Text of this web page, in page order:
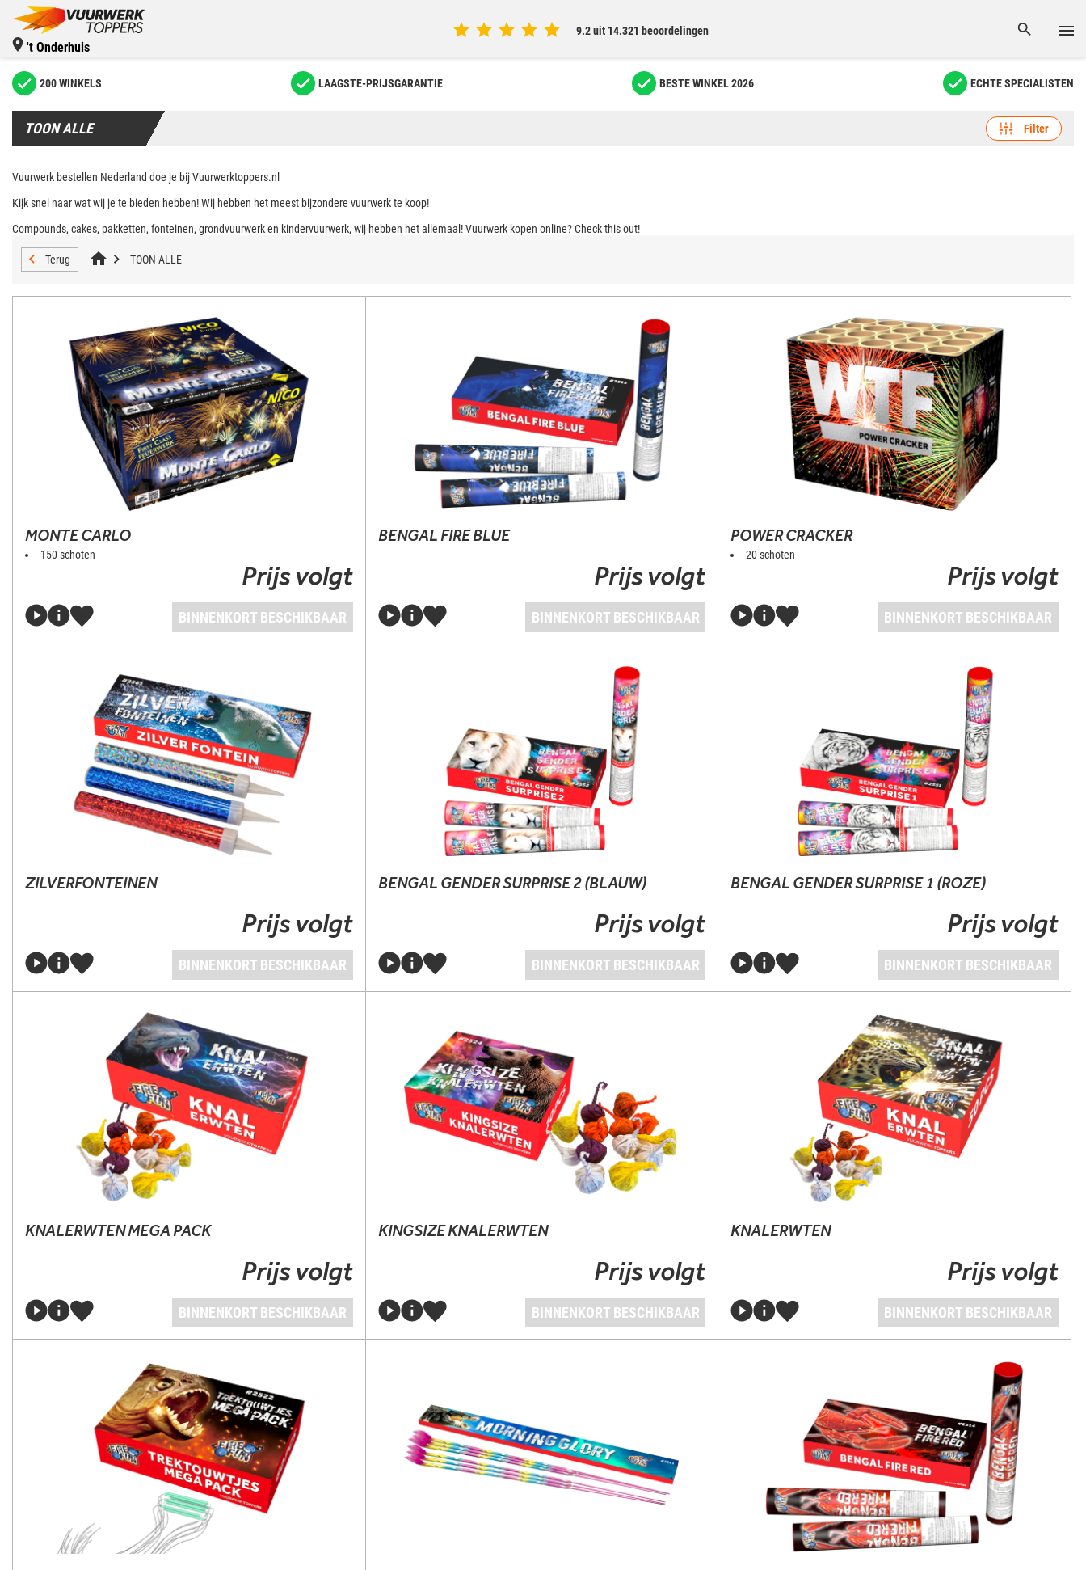
't Onderhuis
9.2 uit 14.321 beoordelingen
200 WINKELS LAAGSTE-PRIJSGARANTIE BESTE WINKEL 2026 ECHTE SPECIALISTEN
TOON ALLE Filter
Vuurwerk bestellen Nederland doe je bij Vuurwerktoppers.nl
Kijk snel naar wat wij je te bieden hebben! Wij hebben het meest bijzondere vuurwerk te koop!
Compounds, cakes, pakketten, fonteinen, grondvuurwerk en kindervuurwerk, wij hebben het allemaal! Vuurwerk kopen online? Check this out!
Terug TOON ALLE
MONTE CARLO
150 schoten
Prijs volgt
BINNENKORT BESCHIKBAAR
BENGAL FIRE BLUE
Prijs volgt
BINNENKORT BESCHIKBAAR
POWER CRACKER
20 schoten
Prijs volgt
BINNENKORT BESCHIKBAAR
ZILVERFONTEINEN
Prijs volgt
BINNENKORT BESCHIKBAAR
BENGAL GENDER SURPRISE 2 (BLAUW)
Prijs volgt
BINNENKORT BESCHIKBAAR
BENGAL GENDER SURPRISE 1 (ROZE)
Prijs volgt
BINNENKORT BESCHIKBAAR
KNALERWTEN MEGA PACK
Prijs volgt
BINNENKORT BESCHIKBAAR
KINGSIZE KNALERWTEN
Prijs volgt
BINNENKORT BESCHIKBAAR
KNALERWTEN
Prijs volgt
BINNENKORT BESCHIKBAAR